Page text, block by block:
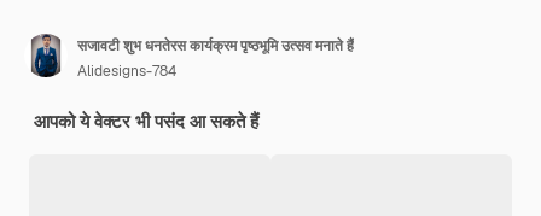
सजावटी शुभ धनतेरस कार्यक्रम पृष्ठभूमि उत्सव मनाते हैं
Alidesigns-784
आपको ये वेक्टर भी पसंद आ सकते हैं